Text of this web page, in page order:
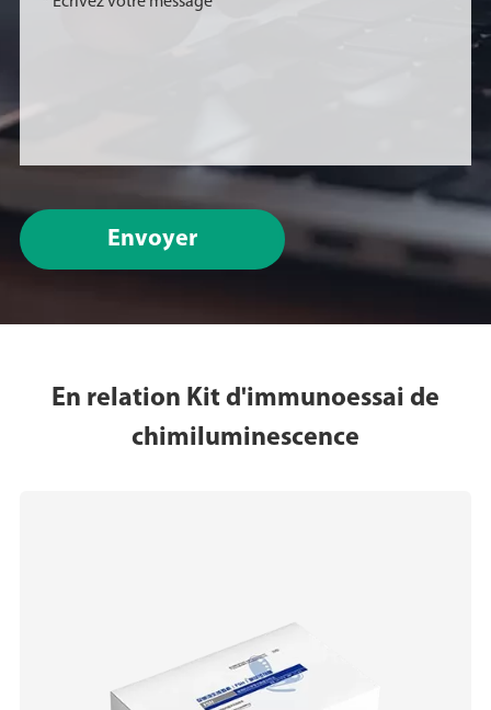
Envoyer
En relation Kit d'immunoessai de
chimiluminescence